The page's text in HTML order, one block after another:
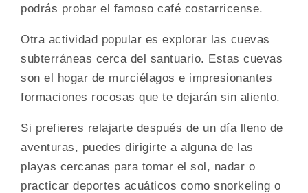
podrás probar el famoso café costarricense.
Otra actividad popular es explorar las cuevas
subterráneas cerca del santuario. Estas cuevas
son el hogar de murciélagos e impresionantes
formaciones rocosas que te dejarán sin aliento.
Si prefieres relajarte después de un día lleno de
aventuras, puedes dirigirte a alguna de las
playas cercanas para tomar el sol, nadar o
practicar deportes acuáticos como snorkeling o